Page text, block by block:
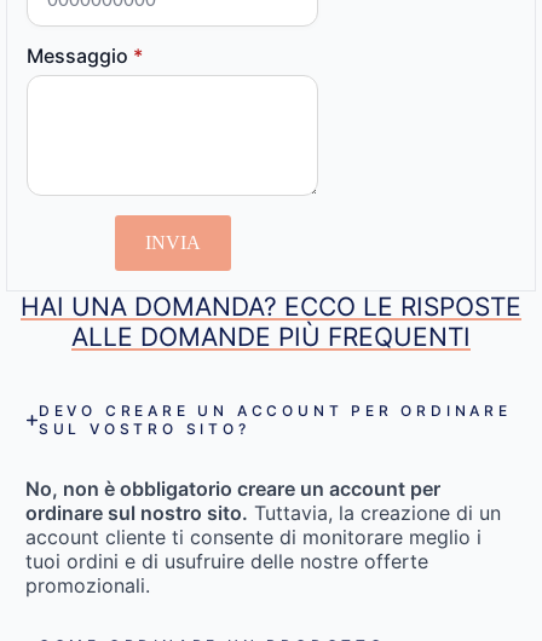
Messaggio *
INVIA
HAI UNA DOMANDA? ECCO LE RISPOSTE
ALLE DOMANDE PIÙ FREQUENTI
DEVO CREARE UN ACCOUNT PER ORDINARE
SUL VOSTRO SITO?
No, non è obbligatorio creare un account per
ordinare sul nostro sito. Tuttavia, la creazione di un
account cliente ti consente di monitorare meglio i
tuoi ordini e di usufruire delle nostre offerte
promozionali.